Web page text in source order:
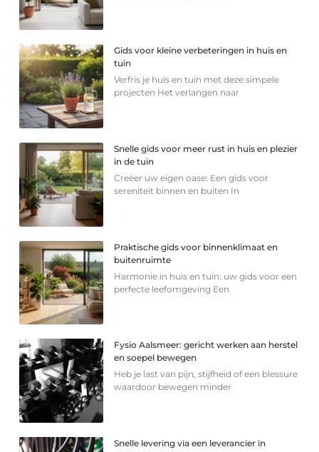
Gids voor kleine verbeteringen in huis en
tuin
Verfris je huis en tuin met deze simpele
projecten Het verlangen naar
Snelle gids voor meer rust in huis en plezier
in de tuin
Creëer uw eigen oase: Een gids voor
sereniteit binnen en buiten In
Praktische gids voor binnenklimaat en
buitenruimte
Harmonie in huis en tuin: uw gids voor een
perfecte leefomgeving Een
Fysio Aalsmeer: gericht werken aan herstel
en soepel bewegen
Heb je last van pijn, stijfheid of een blessure
waardoor bewegen minder
Snelle levering via een leverancier in